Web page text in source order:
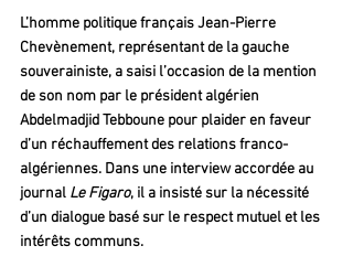
L’homme politique français Jean-Pierre
Chevènement, représentant de la gauche
souverainiste, a saisi l’occasion de la mention
de son nom par le président algérien
Abdelmadjid Tebboune pour plaider en faveur
d’un réchauffement des relations franco-
algériennes. Dans une interview accordée au
journal Le Figaro, il a insisté sur la nécessité
d’un dialogue basé sur le respect mutuel et les
intérêts communs.